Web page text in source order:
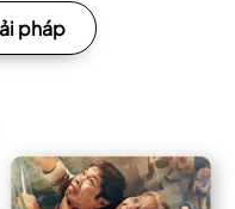
pháp